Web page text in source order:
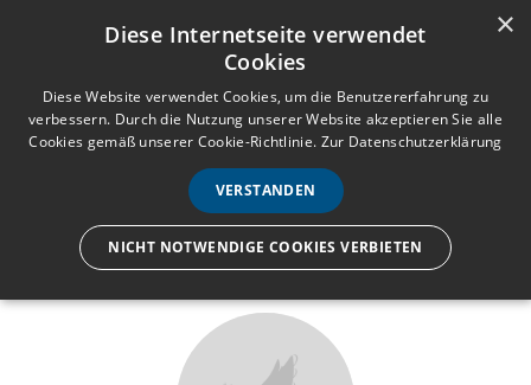
Anmelden Registrieren
e
n
ü
Wir lassen nur die Hand los,
×
Diese Internetseite verwendet
Cookies
Diese Website verwendet Cookies, um die Benutzererfahrung zu
verbessern. Durch die Nutzung unserer Website akzeptieren Sie alle
Cookies gemäß unserer Cookie-Richtlinie. Zur Datenschutzerklärung
VERSTANDEN
NICHT NOTWENDIGE COOKIES VERBIETEN